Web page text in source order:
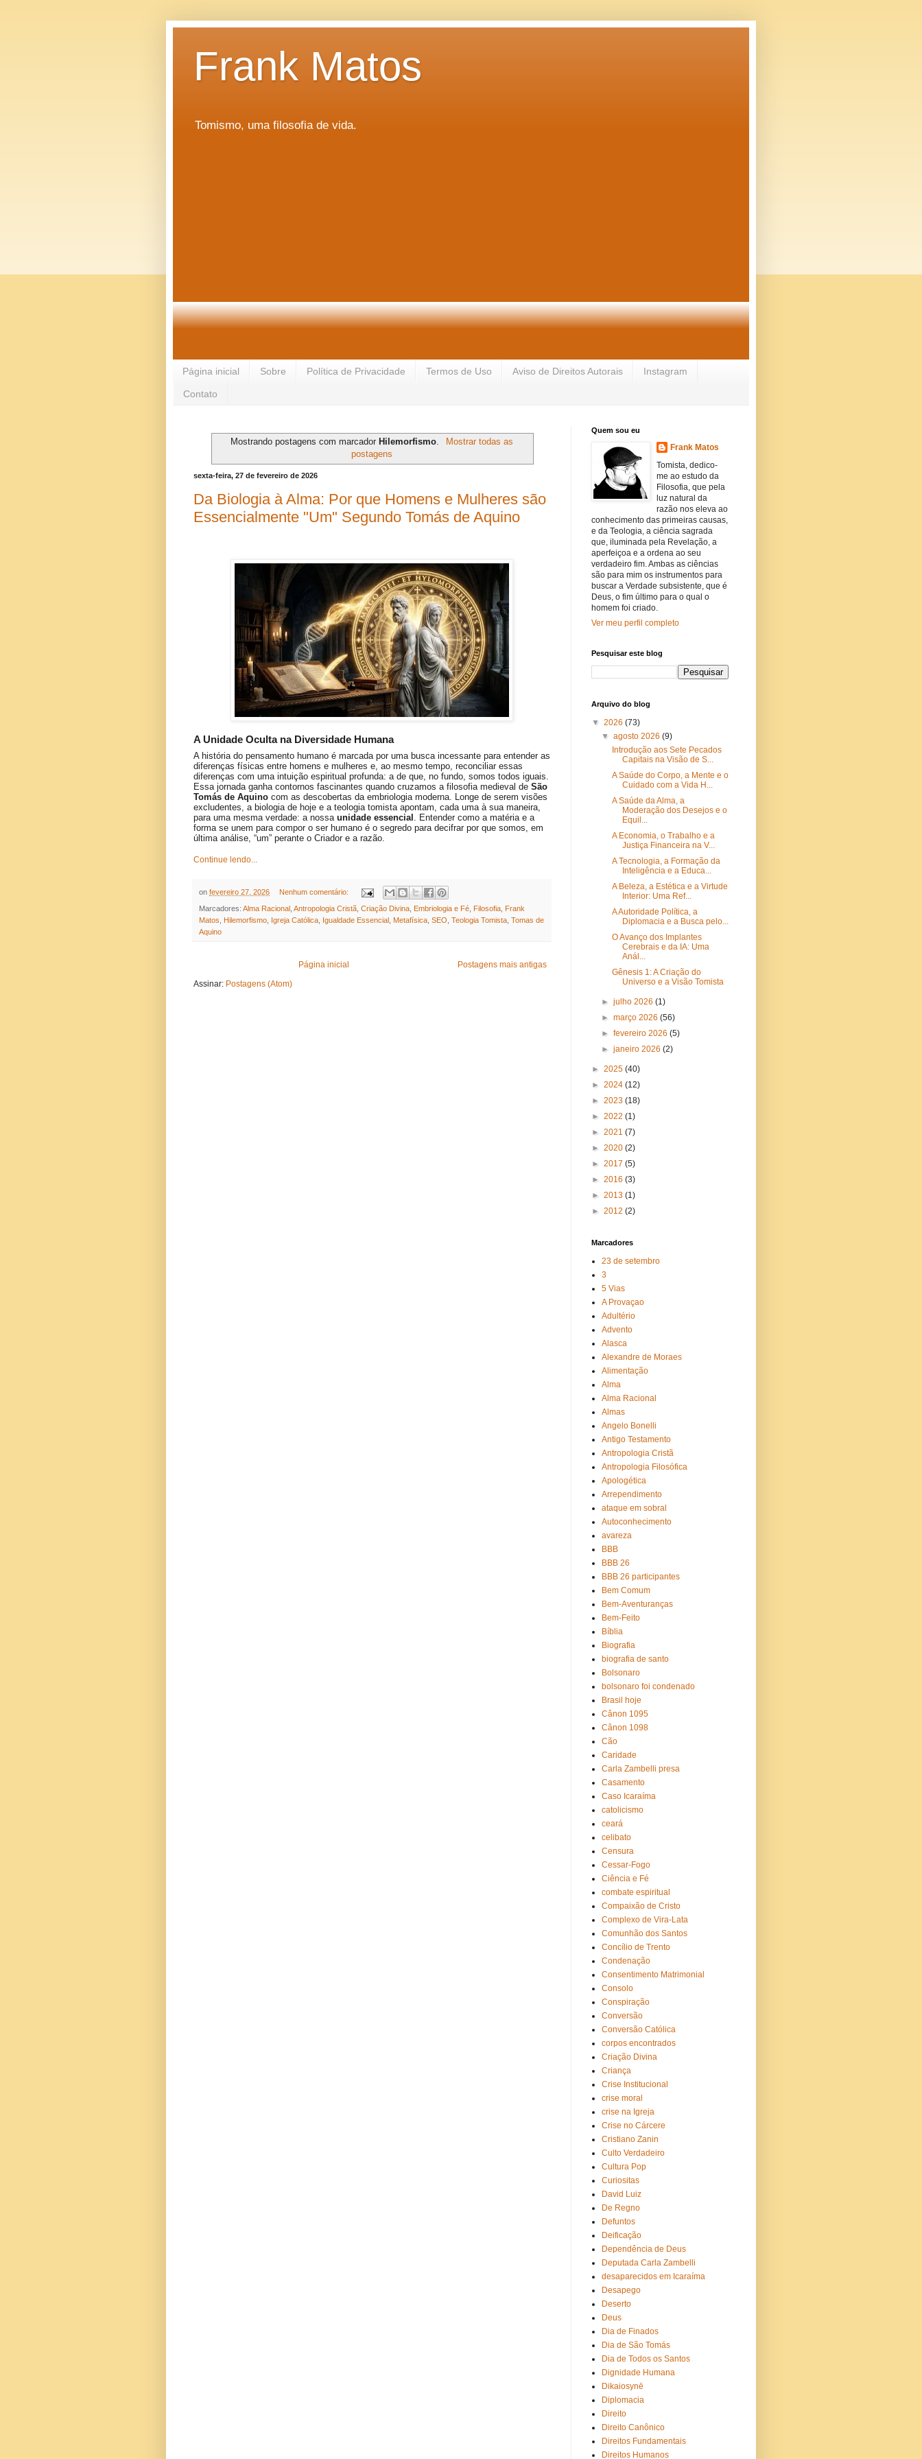
Frank Matos
Tomismo, uma filosofia de vida.
Página inicial Sobre Política de Privacidade Termos de Uso Aviso de Direitos Autorais Instagram
Contato
Mostrando postagens com marcador Hilemorfismo
Mostrar todas as
postagens
sexta-feira, 27 de fevereiro de 2026
Da Biologia à Alma: Por que Homens e Mulheres são
Essencialmente "Um" Segundo Tomás de Aquino
A Unidade Oculta na Diversidade Humana
A história do pensamento humano é marcada por uma busca incessante para entender as
diferenças físicas entre homens e mulheres e, ao mesmo tempo, reconciliar essas
diferenças com uma intuição espiritual profunda: a de que, no fundo, somos todos iguais.
Essa jornada ganha contornos fascinantes quando cruzamos a filosofia medieval de São
Tomás de Aquino com as descobertas da embriologia moderna. Longe de serem visões
excludentes, a biologia de hoje e a teologia tomista apontam, cada uma à sua maneira,
para uma mesma verdade: a nossa unidade essencial
. Entender como a matéria e a
forma se unem para compor o ser humano é o segredo para decifrar por que somos, em
última análise, “um” perante o Criador e a razão.
Continue lendo...
on fevereiro 27, 2026 Nenhum comentário:
Marcadores: Alma Racional Antropologia Cristã Criação Divina Embriologia e Fé Filosofia
Frank
Matos
Hilemorfismo Igreja Católica Igualdade Essencial Metafísica SEO Teologia Tomista Tomas de
Aquino
Postagens mais antigas
Página inicial
Assinar: Postagens (Atom)
Quem sou eu
Frank Matos
Tomista, dedico-
me ao estudo da
Filosofia, que pela
luz natural da
razão nos eleva ao
conhecimento das primeiras causas,
e da Teologia, a ciência sagrada
que, iluminada pela Revelação, a
aperfeiçoa e a ordena ao seu
verdadeiro fim. Ambas as ciências
são para mim os instrumentos para
buscar a Verdade subsistente, que é
Deus, o fim último para o qual o
homem foi criado.
Ver meu perfil completo
Pesquisar este blog
Arquivo do blog
▼ 2026 (73)
▼agosto 2026(9)
Introdução aos Sete Pecados
Capitais na Visão de S...
A Saúde do Corpo, a Mente e o
Cuidado com a Vida H...
A Saúde da Alma, a
Moderação dos Desejos e o
Equil...
A Economia, o Trabalho e a
Justiça Financeira na V...
A Tecnologia, a Formação da
Inteligência e a Educa...
A Beleza, a Estética e a Virtude
Interior: Uma Ref...
A Autoridade Política, a
Diplomacia e a Busca pelo...
O Avanço dos Implantes
Cerebrais e da IA: Uma
Anál...
Gênesis 1: A Criação do
Universo e a Visão Tomista
►julho 2026(1)
►março 2026(56)
►fevereiro 2026(5)
►janeiro 2026(2)
► 2025 (40)
► 2024 (12)
► 2023 (18)
► 2022 (1)
► 2021 (7)
► 2020 (2)
► 2017 (5)
► 2016 (3)
► 2013 (1)
► 2012 (2)
Marcadores
23 de setembro
3
5 Vias
A Provaçao
Adultério
Advento
Alasca
Alexandre de Moraes
Alimentação
Alma
Alma Racional
Almas
Angelo Bonelli
Antigo Testamento
Antropologia Cristã
Antropologia Filosófica
Apologética
Arrependimento
ataque em sobral
Autoconhecimento
avareza
BBB
BBB 26
BBB 26 participantes
Bem Comum
Bem-Aventuranças
Bem-Feito
Bíblia
Biografia
biografia de santo
Bolsonaro
bolsonaro foi condenado
Brasil hoje
Cânon 1095
Cânon 1098
Cão
Caridade
Carla Zambelli presa
Casamento
Caso Icaraíma
catolicismo
ceará
celibato
Censura
Cessar-Fogo
Ciência e Fé
combate espiritual
Compaixão de Cristo
Complexo de Vira-Lata
Comunhão dos Santos
Concílio de Trento
Condenação
Consentimento Matrimonial
Consolo
Conspiração
Conversão
Conversão Católica
corpos encontrados
Criação Divina
Criança
Crise Institucional
crise moral
crise na Igreja
Crise no Cárcere
Cristiano Zanin
Culto Verdadeiro
Cultura Pop
Curiositas
David Luiz
De Regno
Defuntos
Deificação
Dependência de Deus
Deputada Carla Zambelli
desaparecidos em Icaraíma
Desapego
Deserto
Deus
Dia de Finados
Dia de São Tomás
Dia de Todos os Santos
Dignidade Humana
Dikaiosynē
Diplomacia
Direito
Direito Canônico
Direitos Fundamentais
Direitos Humanos